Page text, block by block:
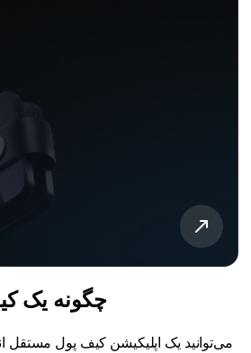
چگونه یک
می‌توانید یک اپلیکیشن کیف پول مستقل